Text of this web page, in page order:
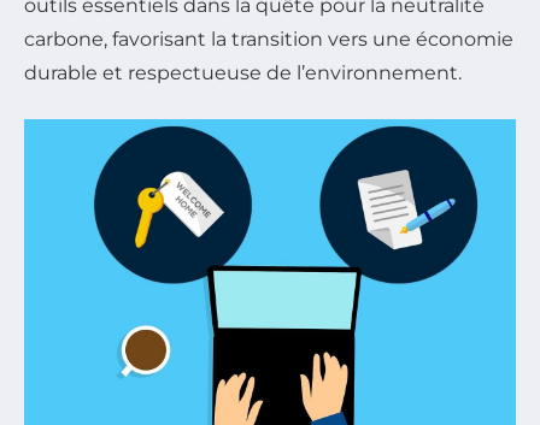
outils essentiels dans la quête pour la neutralité
carbone, favorisant la transition vers une économie
durable et respectueuse de l’environnement.